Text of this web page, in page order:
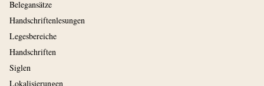
Belegansätze
Handschriftenlesungen
Legesbereiche
Handschriften
Siglen
Lokalisierungen